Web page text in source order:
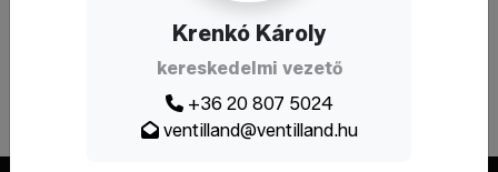
Krenkó Károly
kereskedelmi vezető
+36 20 807 5024
ventilland@ventilland.hu